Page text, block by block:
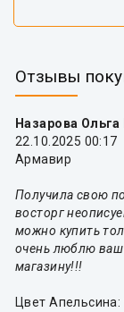
Отзывы
Назарова
22.10.2025 00:17
Армавир
Получила свою
восторг
можно купить
очень люблю ваш
магазину!!!
Цвет